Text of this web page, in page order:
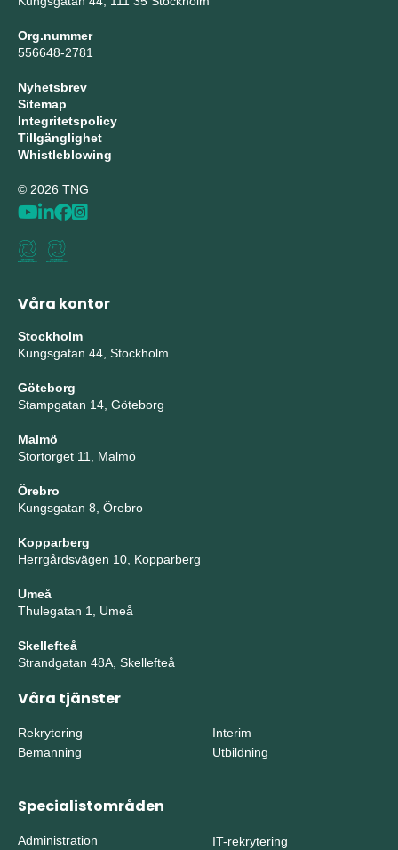
Org.nummer
556648-2781
Nyhetsbrev
Sitemap
Integritetspolicy
Tillgänglighet
Whistleblowing
© 2026 TNG
Våra kontor
Stockholm
Kungsgatan 44, Stockholm
Göteborg
Stampgatan 14, Göteborg
Malmö
Stortorget 11, Malmö
Örebro
Kungsgatan 8, Örebro
Kopparberg
Herrgårdsvägen 10, Kopparberg
Umeå
Thulegatan 1, Umeå
Skellefteå
Strandgatan 48A, Skellefteå
Våra tjänster
Rekrytering
Bemanning
Interim
Utbildning
Specialistområden
Administration
IT-rekrytering